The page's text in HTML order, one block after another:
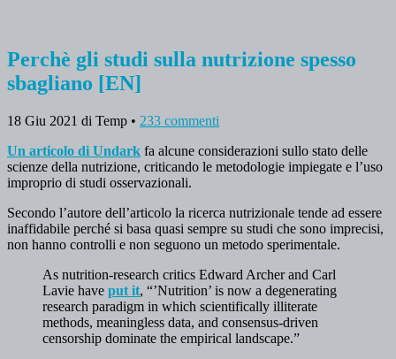
Perchè gli studi sulla nutrizione spesso
sbagliano [EN]
18 Giu 2021 di Temp • 233 commenti
Un articolo di Undark fa alcune considerazioni sullo stato delle
scienze della nutrizione, criticando le metodologie impiegate e l’uso
improprio di studi osservazionali.
Secondo l’autore dell’articolo la ricerca nutrizionale tende ad essere
inaffidabile perché si basa quasi sempre su studi che sono imprecisi,
non hanno controlli e non seguono un metodo sperimentale.
As nutrition-research critics Edward Archer and Carl
Lavie have put it, “’Nutrition’ is now a degenerating
research paradigm in which scientifically illiterate
methods, meaningless data, and consensus-driven
censorship dominate the empirical landscape.”